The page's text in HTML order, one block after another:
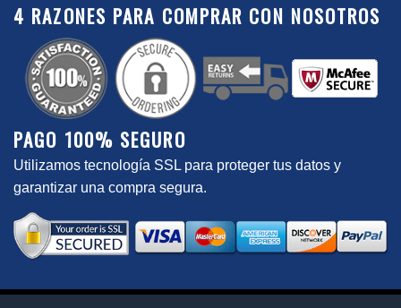
4 RAZONES PARA COMPRAR CON NOSOTROS
PAGO 100% SEGURO
Utilizamos tecnología SSL para proteger tus datos y
garantizar una compra segura.